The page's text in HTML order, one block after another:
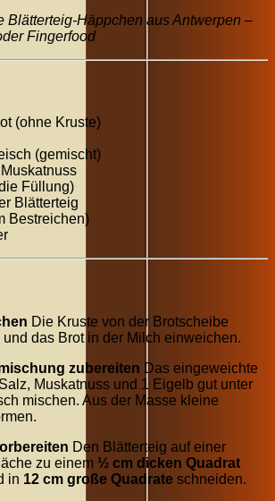
Blätterteig-Häppchen aus Antwerpen –
Fingerfood
(ohne Kruste)
(gemischt)
Füllung)
Blätterteig
Bestreichen)
Die Kruste von der Brotscheibe
das Brot in der Milch einweichen.
zubereiten Das eingeweichte
Muskatnuss und 1 Eigelb gut unter
mischen. Aus der Masse kleine
Den Blätterteig auf einer
zu einem ½ cm dicken Quadrat
in 12 cm große Quadrate schneiden.